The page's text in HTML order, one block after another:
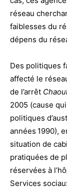
réseau
faiblesses du
dépens du
Des politiques
affecté le
de l’arrêt
2005 (cause
politiques
années 1990),
situation de
pratiquées de
réservées à
Services